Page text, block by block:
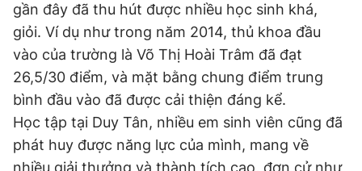
gần đây đã thu hút được nhiều học sinh khá,
giỏi. Ví dụ như trong năm 2014, thủ khoa đầu
vào của trường là Võ Thị Hoài Trâm đã đạt
26,5/30 điểm, và mặt bằng chung điểm trung
bình đầu vào đã được cải thiện đáng kể.
Học tập tại Duy Tân, nhiều em sinh viên cũng đã
phát huy được năng lực của mình, mang về
nhiều giải thưởng và thành tích cao, đơn cử như